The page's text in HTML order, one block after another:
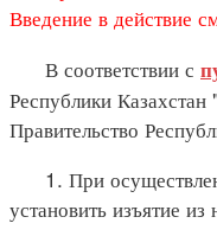
Введение в действие
В соответствии с
Республики
Правительство
1. При
установить изъятие